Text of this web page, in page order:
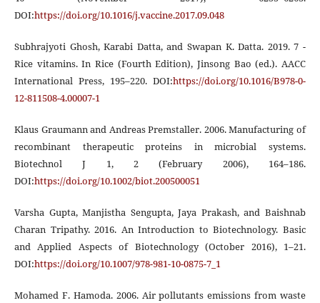
DOI:https://doi.org/10.1016/j.vaccine.2017.09.048
Subhrajyoti Ghosh, Karabi Datta, and Swapan K. Datta. 2019. 7 -
Rice vitamins. In Rice (Fourth Edition), Jinsong Bao (ed.). AACC
International Press, 195–220. DOI:https://doi.org/10.1016/B978-0-
12-811508-4.00007-1
Klaus Graumann and Andreas Premstaller. 2006. Manufacturing of
recombinant therapeutic proteins in microbial systems.
Biotechnol J 1, 2 (February 2006), 164–186.
DOI:https://doi.org/10.1002/biot.200500051
Varsha Gupta, Manjistha Sengupta, Jaya Prakash, and Baishnab
Charan Tripathy. 2016. An Introduction to Biotechnology. Basic
and Applied Aspects of Biotechnology (October 2016), 1–21.
DOI:https://doi.org/10.1007/978-981-10-0875-7_1
Mohamed F. Hamoda. 2006. Air pollutants emissions from waste